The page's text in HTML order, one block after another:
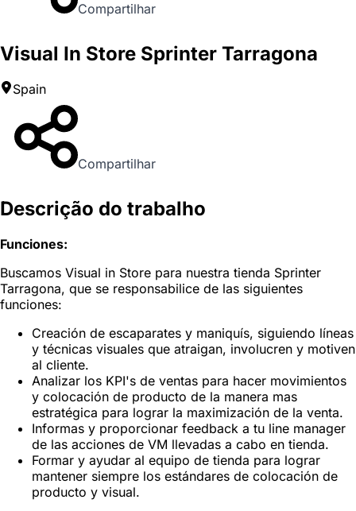
Compartilhar
Visual In Store Sprinter Tarragona
Spain
Compartilhar
Descrição do trabalho
Funciones:
Buscamos Visual in Store para nuestra tienda Sprinter
Tarragona, que se responsabilice de las siguientes
funciones:
Creación de escaparates y maniquís, siguiendo líneas
y técnicas visuales que atraigan, involucren y motiven
al cliente.
Analizar los KPI's de ventas para hacer movimientos
y colocación de producto de la manera mas
estratégica para lograr la maximización de la venta.
Informas y proporcionar feedback a tu line manager
de las acciones de VM llevadas a cabo en tienda.
Formar y ayudar al equipo de tienda para lograr
mantener siempre los estándares de colocación de
producto y visual.